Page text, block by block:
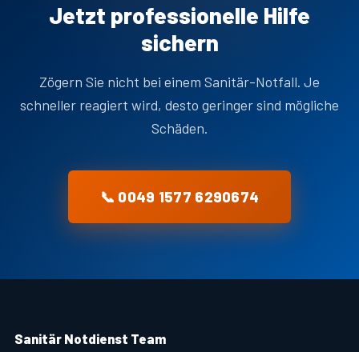
Jetzt professionelle Hilfe
sichern
Zögern Sie nicht bei einem Sanitär-Notfall. Je
schneller reagiert wird, desto geringer sind mögliche
Schäden.
📞 0049 1577 6290674
Sanitär Notdienst Team